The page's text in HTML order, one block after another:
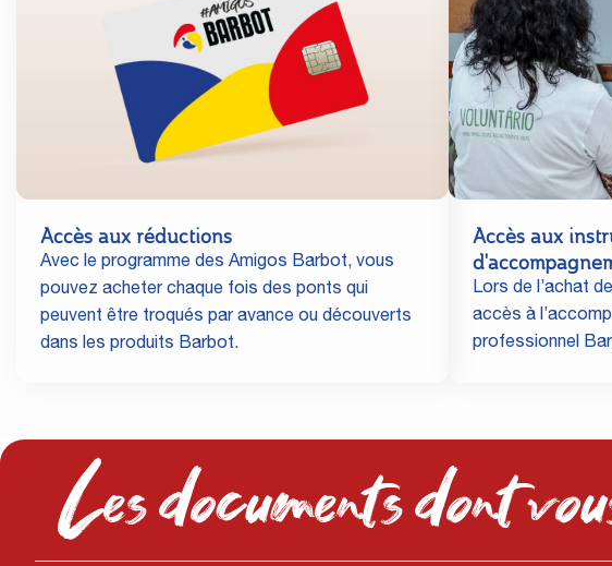
Accès aux réductions
Avec le programme des Amigos Barbot, vous
pouvez acheter chaque fois des ponts qui
peuvent être troqués par avance ou découverts
dans les produits Barbot.
Accès aux
Lors de l’achat
accès à
professionnel
Les documents dont